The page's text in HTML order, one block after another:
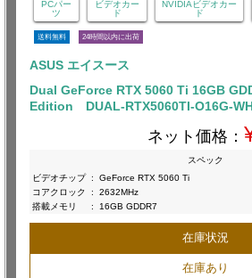
PCパー
ツ
ビデオカー
ド
NVIDIAビデオカー
ド
送料無料 24時間以内に出荷
ASUS エイスース
Dual GeForce RTX 5060 Ti 16GB
Edition DUAL-RTX5060TI-O16G-
ネット価格：
スペック
ビデオチップ :
GeForce RTX 5060 Ti
コアクロック
:
2632MHz
搭載メモリ
: 16GB GDDR7
在庫状況
在庫あり